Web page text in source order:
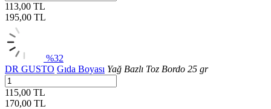
113,00 TL
195,00 TL
%32
DR GUSTO Gıda Boyası Yağ Bazlı Toz Bordo 25 gr
115,00 TL
170,00 TL